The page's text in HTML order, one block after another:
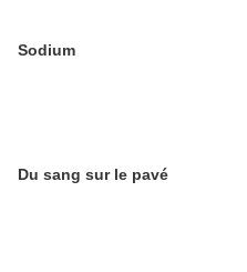
Sodium
Du sang sur le pavé